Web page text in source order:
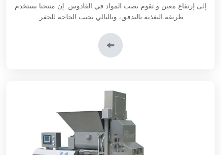
إلى إرتفاع معين و تقوم بصب المواد في القادوس. إن منتجنا يستخدم
طريقة التغذية بالتدفق، وبالتالي تجنب الحاجة للحفر.